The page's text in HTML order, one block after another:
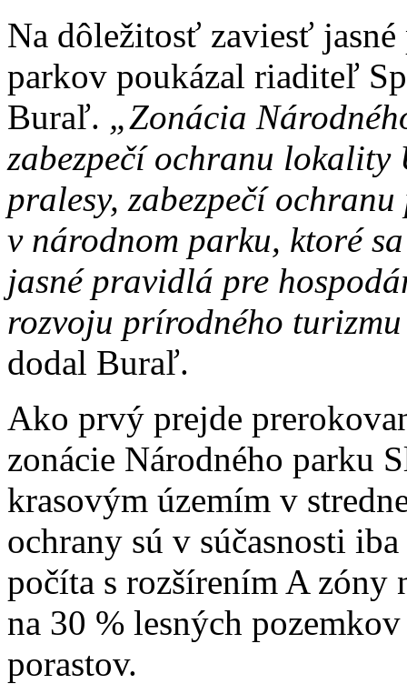
Na dôležitosť zaviesť
parkov poukázal riaditeľ
Buraľ. „Zonácia
zabezpečí ochranu lokality
pralesy, zabezpečí
v národnom parku, ktoré
jasné pravidlá pre
rozvoju prírodného
dodal Buraľ.
Ako prvý prejde
zonácie Národného parku
krasovým územím v
ochrany sú v súčasnosti
počíta s rozšírením A zóny
na 30 % lesných
porastov.